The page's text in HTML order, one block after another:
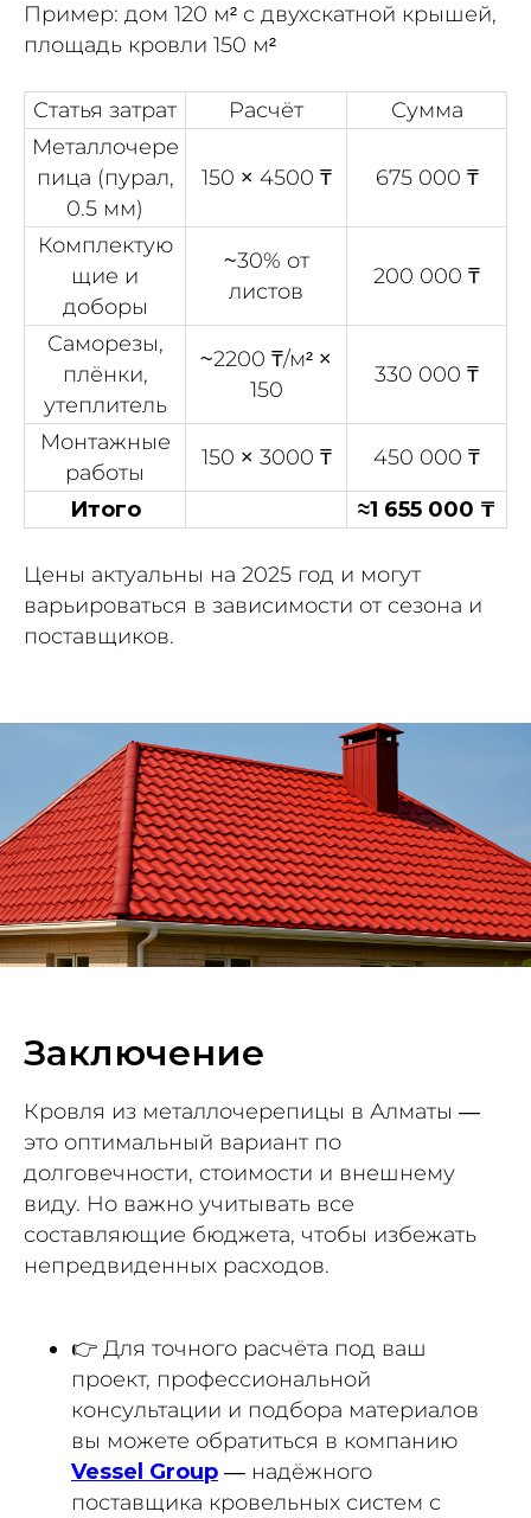
Пример: дом 120 м² с двухскатной крышей,
площадь кровли 150 м²
Статья затрат Расчёт
Сумма
Металлочере
пица (пурал,
0.5 мм)
150 × 4500 ₸ 675 000 ₸
Комплектую
щие и
доборы
~30% от
листов
200 000 ₸
Саморезы,
плёнки,
утеплитель
~2200 ₸/м² ×
150
330 000 ₸
Монтажные
работы
150 × 3000 ₸
450 000 ₸
Итого
≈1 655 000 ₸
Цены актуальны на 2025 год и могут
варьироваться в зависимости от сезона и
поставщиков.
Заключение
Кровля из металлочерепицы в Алматы —
это оптимальный вариант по
долговечности, стоимости и внешнему
виду. Но важно учитывать все
составляющие бюджета, чтобы избежать
непредвиденных расходов.
👉 Для точного расчёта под ваш
проект, профессиональной
консультации и подбора материалов
вы можете обратиться в компанию
Vessel Group — надёжного
поставщика кровельных систем с